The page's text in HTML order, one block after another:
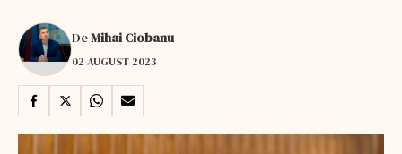
DeMihai Ciobanu
02 AUGUST 2023